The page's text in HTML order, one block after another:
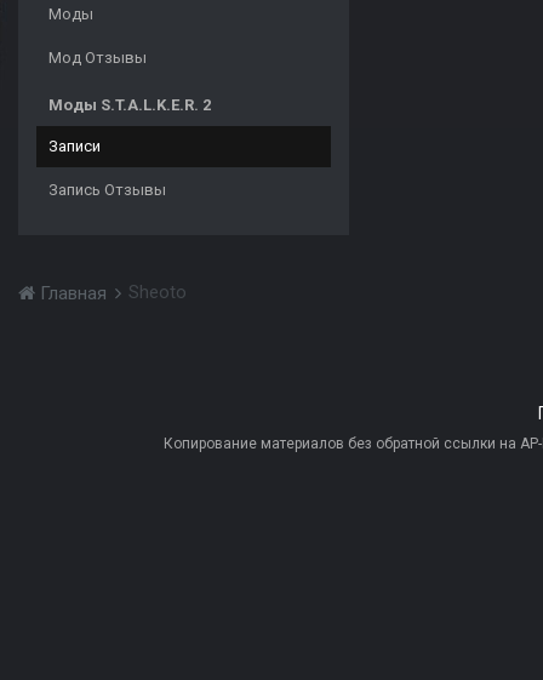
Моды
Мод Отзывы
Моды S.T.A.L.K.E.R. 2
Записи
Запись Отзывы
Главная Sheoto
Копирование материалов без обратной ссылки на